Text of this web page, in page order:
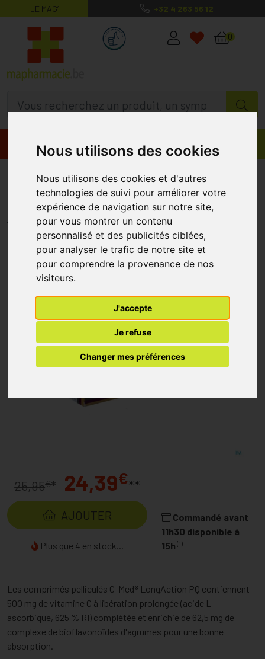
Nous utilisons des cookies
Nous utilisons des cookies et d'autres
technologies de suivi pour améliorer votre
expérience de navigation sur notre site,
pour vous montrer un contenu
personnalisé et des publicités ciblées,
pour analyser le trafic de notre site et
pour comprendre la provenance de nos
visiteurs.
J'accepte
Je refuse
Changer mes préférences
LE MAG’ +32 4 263 56 12
MaPharmacie.be ma santé, mes
0
Produits
C-med Long Action Pq 90
Comprimés
NUTRIMED
25,95€* 24,39€**
AJOUTER
Plus que 4 en stock...
Commandé avant
11h30 disponible à
15h (1)
Les comprimés pelliculés C-Med® LongAction PQ contiennent
500 mg de vitamine C à libération prolongée (acide L-
ascorbique, 625 % RI) complétée et enrichie de 62,5 mg de
complexe de bioflavonoïdes d'agrumes pour une bonne
absorption.